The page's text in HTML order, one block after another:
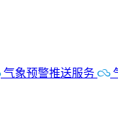
气象预警推送服务